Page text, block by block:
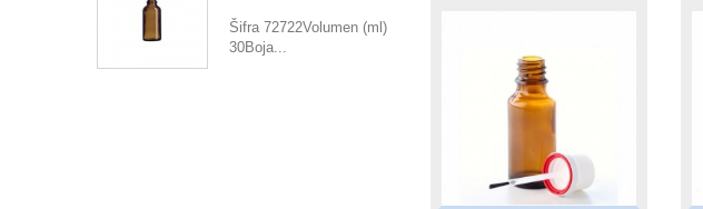
Šifra 72722Volumen (ml)
30Boja...